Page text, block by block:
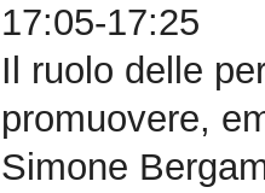
17:05-17:25
Il ruolo delle
promuovere,
Simone